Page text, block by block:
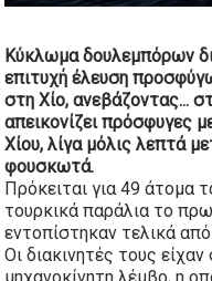
Κύκλωμα δουλεμπόρων
επιτυχή έλευση
στη Χίο, ανεβάζοντας...
απεικονίζει πρόσφυγες
Χίου, λίγα μόλις λεπτά
φουσκωτά.
Πρόκειται για 49 άτομα
τουρκικά παράλια το
εντοπίστηκαν τελικά
Οι διακινητές τους